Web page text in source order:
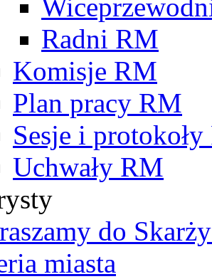
Radni RM
Komisje RM
Plan pracy RM
Sesje i
Uchwały RM
do
miasta